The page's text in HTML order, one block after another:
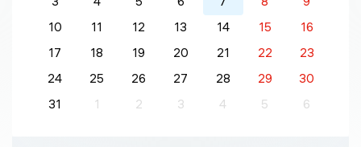
10
11 12 13 14 15
16
17
18 19 20 21 22
23
24
25 26 27 28 29
30
31
1 2 3 4 5 6